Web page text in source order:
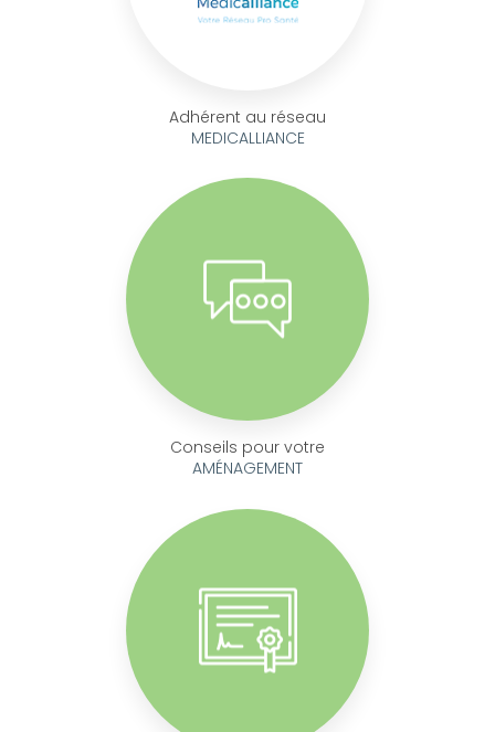
Adhérent au réseau
MEDICALLIANCE
Conseils pour votre
AMÉNAGEMENT